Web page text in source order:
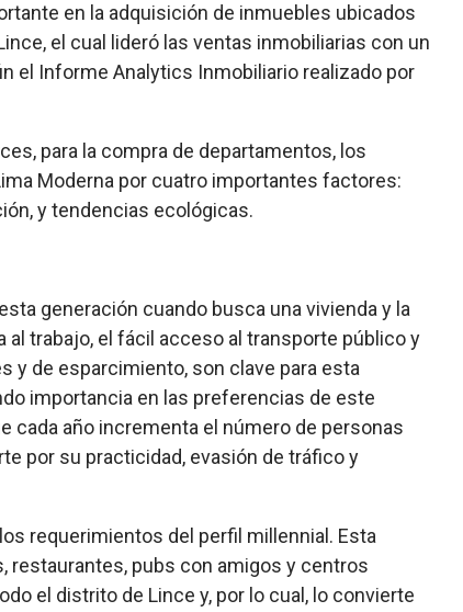
en la adquisición de inmuebles ubicados
el cual lideró las ventas inmobiliarias con un
el Informe Analytics Inmobiliario realizado por
para la compra de departamentos, los
Moderna por cuatro importantes factores:
y tendencias ecológicas.
generación cuando busca una vivienda y la
trabajo, el fácil acceso al transporte público y
y de esparcimiento, son clave para esta
importancia en las preferencias de este
cada año incrementa el número de personas
por su practicidad, evasión de tráfico y
requerimientos del perfil millennial. Esta
restaurantes, pubs con amigos y centros
el distrito de Lince y, por lo cual, lo convierte